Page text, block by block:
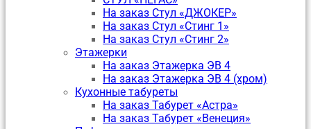
На заказ Стул «ДЖОКЕР»
На заказ Стул «Стинг 1»
На заказ Стул «Стинг 2»
Этажерки
На заказ Этажерка ЭВ 4
На заказ Этажерка ЭВ 4 (хром)
Кухонные табуреты
На заказ Табурет «Астра»
На заказ Табурет «Венеция»